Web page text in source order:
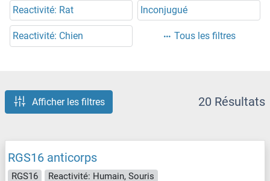
Reactivité: Rat Inconjugué
Reactivité: Chien Tous les filtres
Afficher les filtres 20 Résultats
RGS16 anticorps
RGS16
Reactivité: Humain, Souris